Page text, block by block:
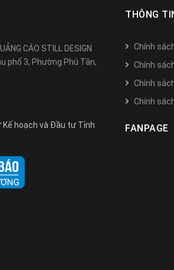
CÁO STILL DESIGN
phố 3, Phường Phú Tân,
Kế hoạch và Đầu tư Tỉnh
THÔNG
Chính
Chính
Chính
Chính
FANPAGE